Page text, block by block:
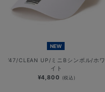
NEW
’47/CLEAN UP/ミニBシンボル/ホワ
イト
¥4,800 (税込)